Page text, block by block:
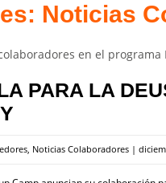
Noticias
en el programa
PARA LA
, Noticias Colaboradores |